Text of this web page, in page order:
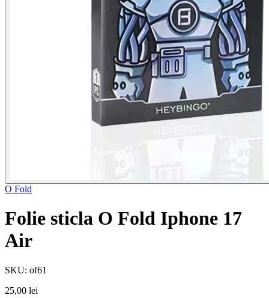
O Fold
Folie sticla O Fold Iphone 17
Air
SKU: of61
25,00 lei